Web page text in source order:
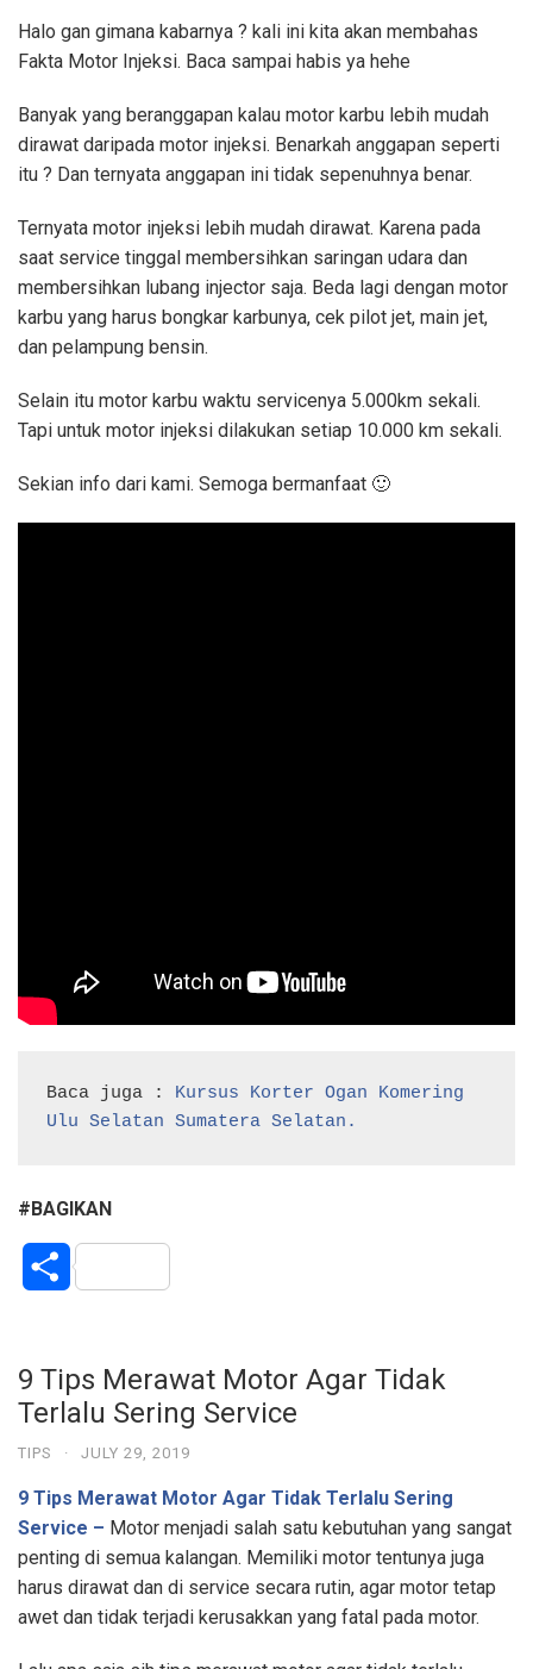
Halo gan gimana kabarnya ? kali ini kita akan membahas
Fakta Motor Injeksi. Baca sampai habis ya hehe
Banyak yang beranggapan kalau motor karbu lebih mudah
dirawat daripada motor injeksi. Benarkah anggapan seperti
itu ? Dan ternyata anggapan ini tidak sepenuhnya benar.
Ternyata motor injeksi lebih mudah dirawat. Karena pada
saat service tinggal membersihkan saringan udara dan
membersihkan lubang injector saja. Beda lagi dengan motor
karbu yang harus bongkar karbunya, cek pilot jet, main jet,
dan pelampung bensin.
Selain itu motor karbu waktu servicenya 5.000km sekali.
Tapi untuk motor injeksi dilakukan setiap 10.000 km sekali.
Sekian info dari kami. Semoga bermanfaat 🙂
Baca juga : Kursus Korter Ogan Komering
Ulu Selatan Sumatera Selatan.
#BAGIKAN
S
r
9 Tips Merawat Motor Agar Tidak
Terlalu Sering Service
TIPS · JULY 29, 2019
9 Tips Merawat Motor Agar Tidak Terlalu Sering
Service – Motor menjadi salah satu kebutuhan yang sangat
penting di semua kalangan. Memiliki motor tentunya juga
harus dirawat dan di service secara rutin, agar motor tetap
awet dan tidak terjadi kerusakkan yang fatal pada motor.